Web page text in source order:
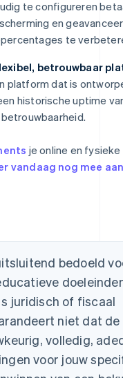
te configureren
en
te
betrouwbaar
platform dat is
historische uptime
je online en fysieke
vandaag nog mee
bedoeld
juridisch of fiscaal
niet dat de
volledig,
voor jouw